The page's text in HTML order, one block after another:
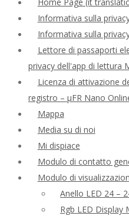
Informativa sulla
Informativa sulla
Lettore di passaporti
privacy dell'app di lettura
Licenza di attivazione
registro – μFR Nano
Mappa
Media su di noi
Mi dispiace
Modulo di contatto
Modulo di
Anello LED 24 –
Rgb LED Display